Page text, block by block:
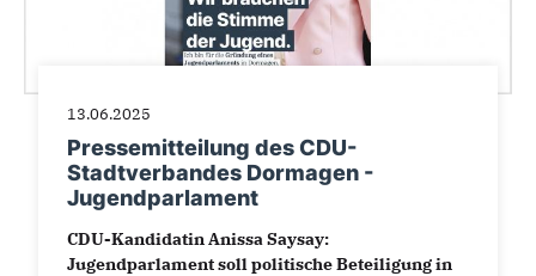
13.06.2025
Pressemitteilung des CDU-
Stadtverbandes Dormagen -
Jugendparlament
CDU-Kandidatin Anissa Saysay:
Jugendparlament soll politische Beteiligung in